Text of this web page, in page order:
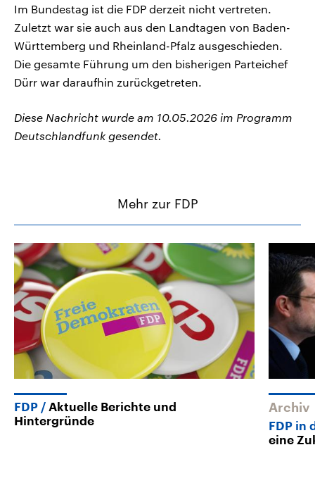
Im Bundestag ist die FDP derzeit nicht vertreten.
Zuletzt war sie auch aus den Landtagen von Baden-
Württemberg und Rheinland-Pfalz ausgeschieden.
Die gesamte Führung um den bisherigen Parteichef
Dürr war daraufhin zurückgetreten.
Diese Nachricht wurde am 10.05.2026 im Programm
Deutschlandfunk gesendet.
Mehr zur FDP
FDP
Aktuelle Berichte und
Hintergründe
Archiv
FDP in
eine